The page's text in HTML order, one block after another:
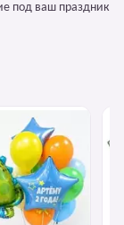
под ваш праздник